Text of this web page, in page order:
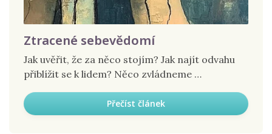
Ztracené sebevědomí
Jak uvěřit, že za něco stojím? Jak najít odvahu
přiblížit se k lidem? Něco zvládneme …
Přečíst článek